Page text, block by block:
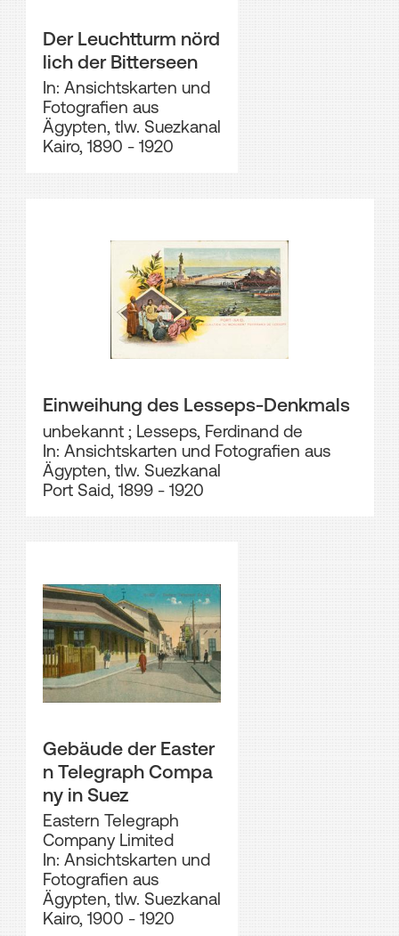
Der Leuchtturm nörd
lich der Bitterseen
In: Ansichtskarten und
Fotografien aus
Ägypten, tlw. Suezkanal
Kairo, 1890 - 1920
Einweihung des Lesseps-Denkmals
unbekannt; Lesseps, Ferdinand de
In: Ansichtskarten und Fotografien aus
Ägypten, tlw. Suezkanal
Port Said, 1899 - 1920
Gebäude der Easter
n Telegraph Compa
ny in Suez
Eastern Telegraph
Company Limited
In: Ansichtskarten und
Fotografien aus
Ägypten, tlw. Suezkanal
Kairo, 1900 - 1920